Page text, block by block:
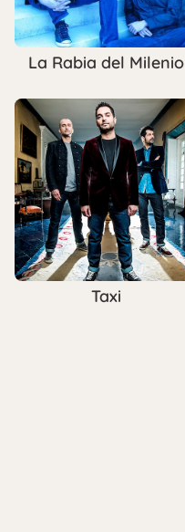
La Rabia del Milenio
Taxi